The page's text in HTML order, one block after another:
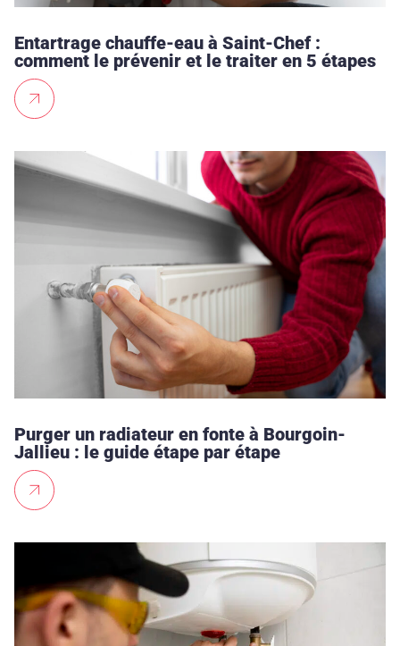
Entartrage chauffe-eau à Saint-Chef :
comment le prévenir et le traiter en 5 étapes
Purger un radiateur en fonte à Bourgoin-
Jallieu : le guide étape par étape